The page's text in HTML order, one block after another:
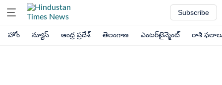
Subscribe
హోం న్యూస్ ఆంధ్ర ప్రదేశ్ తెలంగాణ ఎంటర్‌టైన్మెంట్ రాశి